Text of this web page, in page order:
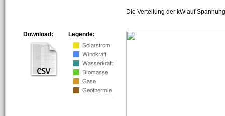
Die Verteilung der kW auf
Legende:
Download: